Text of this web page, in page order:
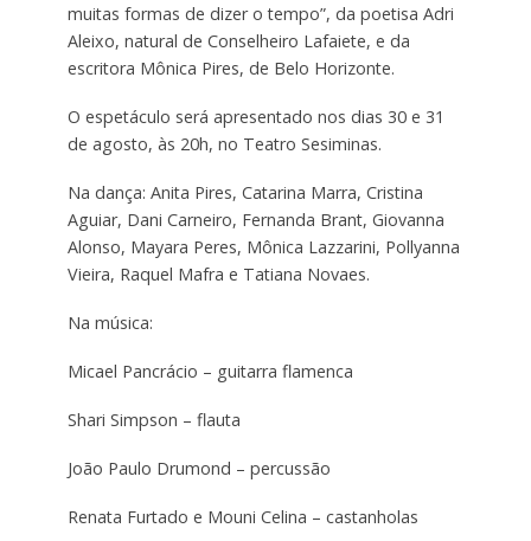
muitas formas de dizer o tempo”, da poetisa Adri
Aleixo, natural de Conselheiro Lafaiete, e da
escritora Mônica Pires, de Belo Horizonte.
O espetáculo será apresentado nos dias 30 e 31
de agosto, às 20h, no Teatro Sesiminas.
Na dança: Anita Pires, Catarina Marra, Cristina
Aguiar, Dani Carneiro, Fernanda Brant, Giovanna
Alonso, Mayara Peres, Mônica Lazzarini, Pollyanna
Vieira, Raquel Mafra e Tatiana Novaes.
Na música:
Micael Pancrácio – guitarra flamenca
Shari Simpson – flauta
João Paulo Drumond – percussão
Renata Furtado e Mouni Celina – castanholas